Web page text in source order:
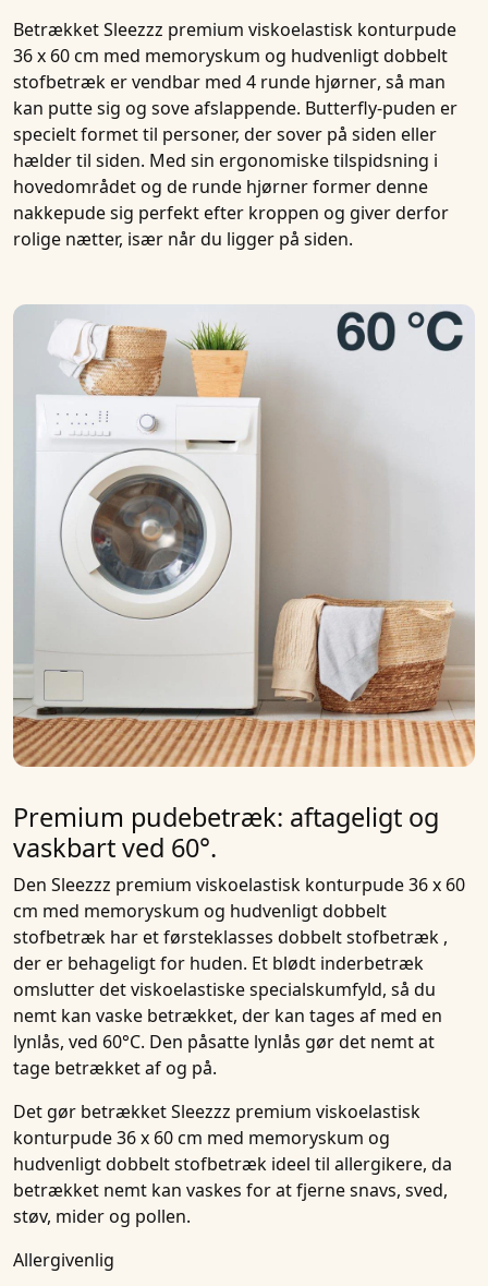
BetrækketSleezzz premium viskoelastisk konturpude
36 x 60 cm med memoryskum og hudvenligt dobbelt
stofbetræker vendbar med 4 runde hjørner, så man
kan putte sig og sove afslappende. Butterfly-puden er
specielt formet til personer, der sover på siden eller
hældertil siden. Med sin ergonomiske tilspidsning i
hovedområdet og de runde hjørner former denne
nakkepudesig perfekt efter kroppen og giver derfor
rolige nætter, især når du ligger på siden.
Premium pudebetræk: aftageligt og
vaskbart ved 60°.
Den Sleezzz premium viskoelastisk konturpude 36 x 60
cm med memoryskum og hudvenligt dobbelt
stofbetræk har et førsteklasses dobbelt stofbetræk ,
der er behageligt for huden. Et blødt inderbetræk
omslutterdetviskoelastiske specialskumfyld, så du
nemt kan vaske betrækket, der kan tages af med en
lynlås, ved 60°C. Den påsatte lynlås gør det nemt at
tage betrækket af og på.
Det gør betrækketSleezzz premium viskoelastisk
konturpude 36 x 60 cm med memoryskum og
hudvenligt dobbelt stofbetræk ideel til allergikere, da
betrækket nemt kan vaskes for at fjerne snavs, sved,
støv, mider og pollen.
Allergivenlig